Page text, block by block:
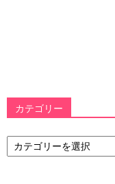
カテゴリー
カ
テ